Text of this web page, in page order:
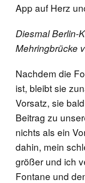
App auf Herz
Diesmal Berlin-
Mehringbrücke
Nachdem die
ist, bleibt sie
Vorsatz, sie
Beitrag zu
nichts als ein
dahin, mein
größer und ich
Fontane und